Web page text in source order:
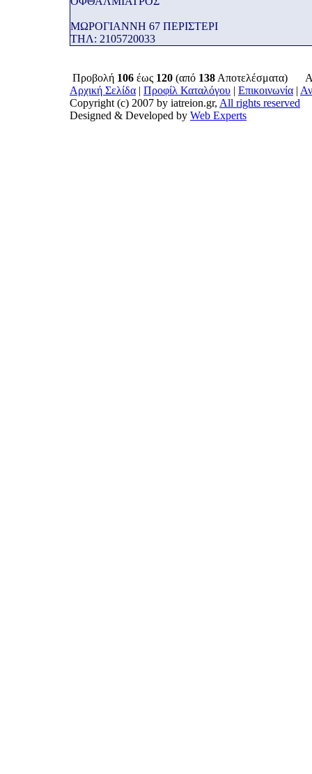
ΜΩΡΟΓΙΑΝΝΗ 67 ΠΕΡΙΣΤΕΡΙ
THΛ: 2105720033
Προβολή 106 έως 120 (από 138 Αποτελέσματα)
Αρχική Σελίδα | Προφίλ Καταλόγου | Επικοινωνία |
Copyright (c) 2007 by iatreion.gr, All rights reserved
Designed & Developed by Web Experts